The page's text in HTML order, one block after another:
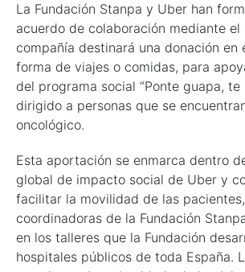
La Fundación Stanpa y Uber han
acuerdo de colaboración mediante el
compañía destinará una donación en
forma de viajes o comidas, para
del programa social “Ponte guapa, te
dirigido a personas que se
oncológico.
Esta aportación se enmarca dentro
global de impacto social de Uber y
facilitar la movilidad de las
coordinadoras de la Fundación
en los talleres que la Fundación
hospitales públicos de toda España.